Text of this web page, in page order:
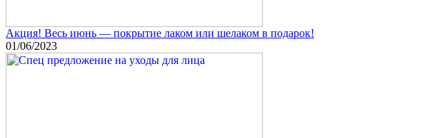
Акция! Весь июнь — покрытие лаком или шелаком в подарок!
01/06/2023